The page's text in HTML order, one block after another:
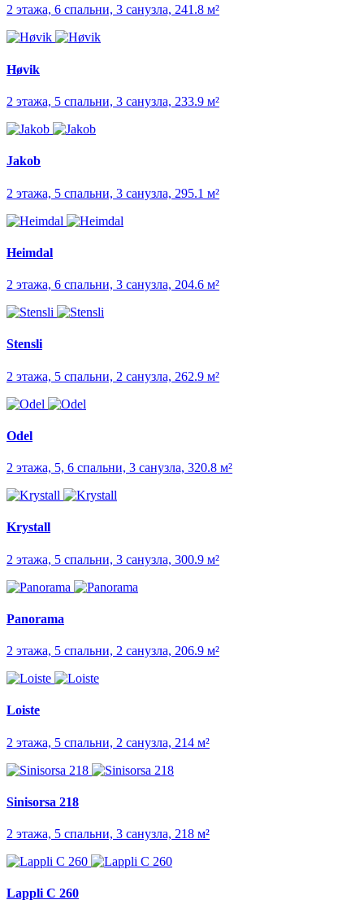
2 этажа, 6 спальни, 3 санузла, 241.8 м²
Høvik
2 этажа, 5 спальни, 3 санузла, 233.9 м²
Jakob
2 этажа, 5 спальни, 3 санузла, 295.1 м²
Heimdal
2 этажа, 6 спальни, 3 санузла, 204.6 м²
Stensli
2 этажа, 5 спальни, 2 санузла, 262.9 м²
Odel
2 этажа, 5, 6 спальни, 3 санузла, 320.8 м²
Krystall
2 этажа, 5 спальни, 3 санузла, 300.9 м²
Panorama
2 этажа, 5 спальни, 2 санузла, 206.9 м²
Loiste
2 этажа, 5 спальни, 2 санузла, 214 м²
Sinisorsa 218
2 этажа, 5 спальни, 3 санузла, 218 м²
Lappli C 260